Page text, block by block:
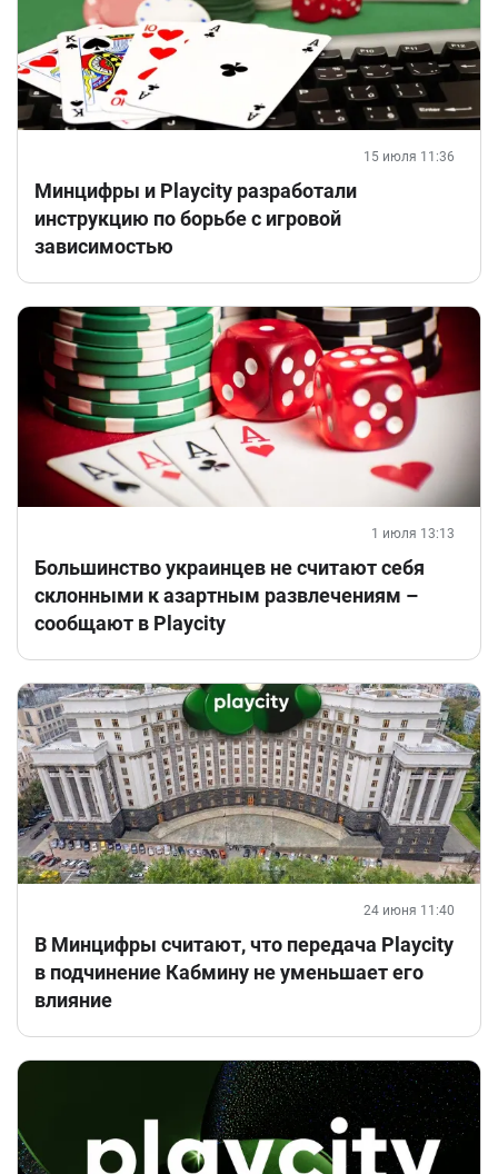
15 июля 11:36
Минцифры и Playcity разработали
инструкцию по борьбе с игровой
зависимостью
1 июля 13:13
Большинство украинцев не считают себя
склонными к азартным развлечениям –
сообщают в Playcity
24 июня 11:40
В Минцифры считают, что передача Playcity
в подчинение Кабмину не уменьшает его
влияние